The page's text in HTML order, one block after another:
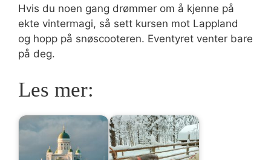
Hvis du noen gang drømmer om å kjenne på
ekte vintermagi, så sett kursen mot Lappland
og hopp på snøscooteren. Eventyret venter bare
på deg.
Les mer: